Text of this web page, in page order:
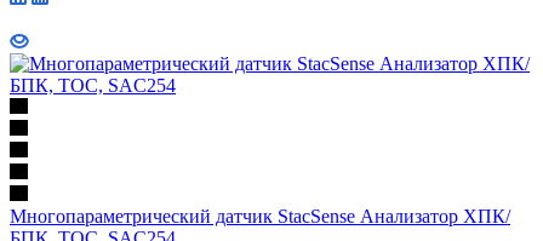
Многопараметрический датчик StacSense Анализатор ХПК/